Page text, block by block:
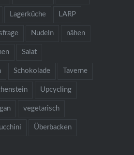
Lagerküche LARP
Nudeln nähen
Salat
Schokolade Taverne
Upcycling
vegetarisch
Überbacken